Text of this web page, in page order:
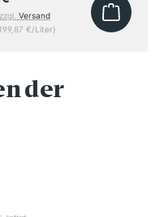
Versand
€/Liter)
der